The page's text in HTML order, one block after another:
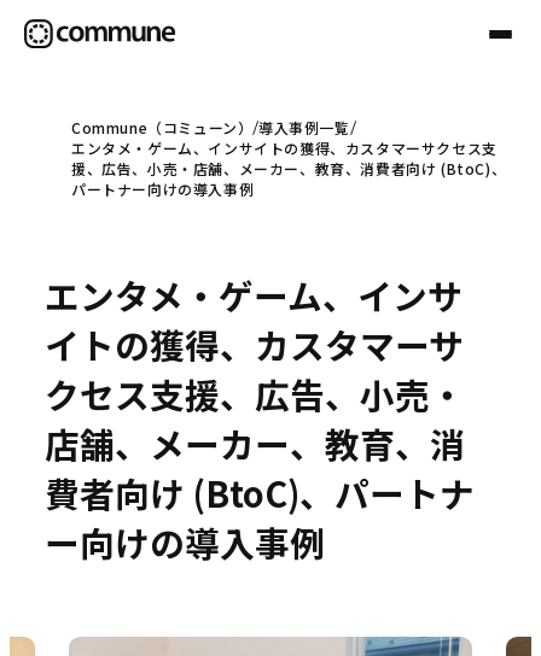
Communeについて
事例
セミナー
お役立ち情報
Commune（コミューン）
導入事例一覧
エンタメ・ゲーム、インサイトの獲得、カスタマーサクセス支
援、広告、小売・店舗、メーカー、教育、消費者向け (BtoC)、
パートナー向けの導入事例
エンタメ・ゲーム、インサ
イトの獲得、カスタマーサ
クセス支援、広告、小売・
店舗、メーカー、教育、消
費者向け (BtoC)、パートナ
ー向けの導入事例